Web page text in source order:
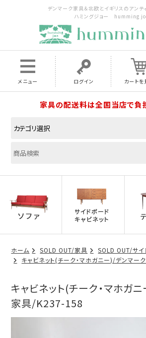
デンマーク家具＆北欧とイギリスのアンテ
ハミングジョー humming
メニュー ログイン カートを
家具の配送料は全国当店で負
ホーム SOLD OUT/家具
SOLD OUT/サイ
キャビネット(チーク・マホガニー)/デンマ
キャビネット(チーク・マホガ
家具/K237-158